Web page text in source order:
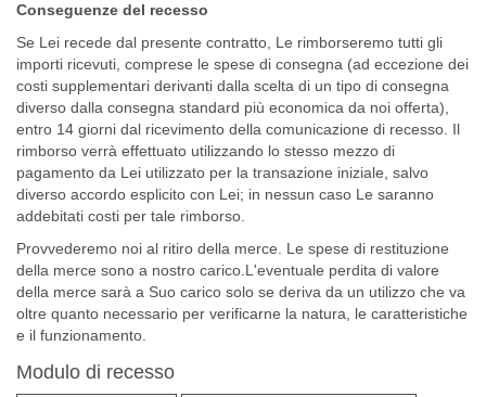
Conseguenze del recesso
Se Lei recede dal presente contratto, Le rimborseremo tutti gli
importi ricevuti, comprese le spese di consegna (ad eccezione dei
costi supplementari derivanti dalla scelta di un tipo di consegna
diverso dalla consegna standard più economica da noi offerta),
entro 14 giorni dal ricevimento della comunicazione di recesso. Il
rimborso verrà effettuato utilizzando lo stesso mezzo di
pagamento da Lei utilizzato per la transazione iniziale, salvo
diverso accordo esplicito con Lei; in nessun caso Le saranno
addebitati costi per tale rimborso.
Provvederemo noi al ritiro della merce. Le spese di restituzione
della merce sono a nostro carico.L'eventuale perdita di valore
della merce sarà a Suo carico solo se deriva da un utilizzo che va
oltre quanto necessario per verificarne la natura, le caratteristiche
e il funzionamento.
Modulo di recesso